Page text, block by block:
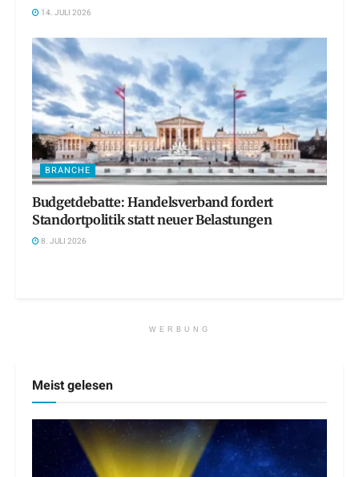
14. JULI 2026
BRANCHE
Budgetdebatte: Handelsverband fordert
Standortpolitik statt neuer Belastungen
8. JULI 2026
WERBUNG
Meist gelesen